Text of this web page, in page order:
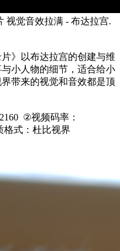
觉音效拉满 - 布达拉宫.
以布达拉宫的创建与维
小人物的细节，适合给小
带来的视觉和音效都是顶
②视频码率：
式：杜比视界